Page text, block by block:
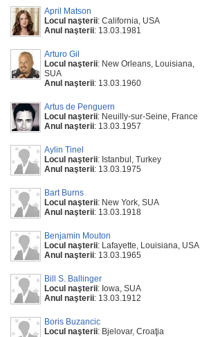
April Matson
Locul naşterii: California, USA
Anul naşterii: 13.03.1981
Arturo Gil
Locul naşterii: New Orleans, Louisiana,
SUA
Anul naşterii: 13.03.1960
Artus de Penguern
Locul naşterii: Neuilly-sur-Seine, France
Anul naşterii: 13.03.1957
Aylin Tinel
Locul naşterii: Istanbul, Turkey
Anul naşterii: 13.03.1975
Bart Burns
Locul naşterii: New York, SUA
Anul naşterii: 13.03.1918
Benjamin Mouton
Locul naşterii: Lafayette, Louisiana, USA
Anul naşterii: 13.03.1965
Bill S. Ballinger
Locul naşterii: Iowa, SUA
Anul naşterii: 13.03.1912
Boris Buzancic
Locul naşterii: Bjelovar, Croaţia